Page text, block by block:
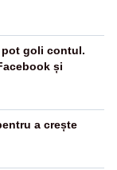
goli contul.
și
a crește